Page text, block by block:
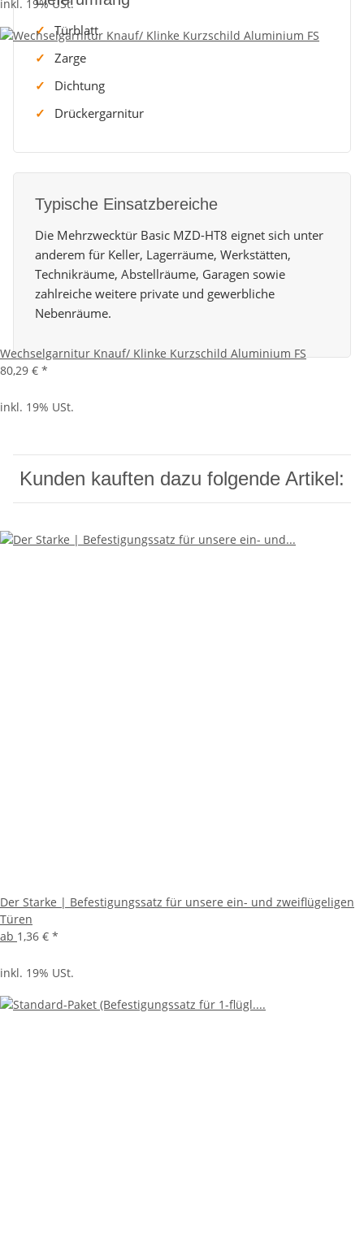
Türblatt
Zarge
Dichtung
Drückergarnitur
Typische Einsatzbereiche
Die Mehrzwecktür Basic MZD-HT8 eignet sich unter
anderem für Keller, Lagerräume, Werkstätten,
Technikräume, Abstellräume, Garagen sowie
zahlreiche weitere private und gewerbliche
Nebenräume.
inkl. 19% USt.
Wechselgarnitur Knauf/ Klinke Kurzschild Aluminium FS
80,29 € *
inkl. 19% USt.
Kunden kauften dazu folgende Artikel:
Der Starke | Befestigungssatz für unsere ein- und zweiflügeligen
Türen
ab 1,36 € *
inkl. 19% USt.